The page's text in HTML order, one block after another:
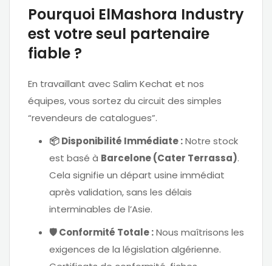
Pourquoi ElMashora Industry
est votre seul partenaire
fiable ?
En travaillant avec Salim Kechat et nos
équipes, vous sortez du circuit des simples
“revendeurs de catalogues”.
📦 Disponibilité Immédiate :Notre stock
est basé à Barcelone (Cater Terrassa).
Cela signifie un départ usine immédiat
après validation, sans les délais
interminables de l’Asie.
🛡️ Conformité Totale :Nous maîtrisons les
exigences de la législation algérienne.